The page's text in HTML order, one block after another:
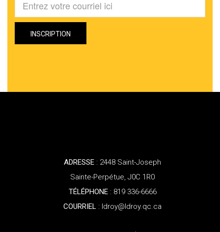
ADRESSE : 2448 Saint-Joseph
Sainte-Perpétue, J0C 1R0
TÉLÉPHONE: 819 336-6666
COURRIEL : ldroy@ldroy.qc.ca